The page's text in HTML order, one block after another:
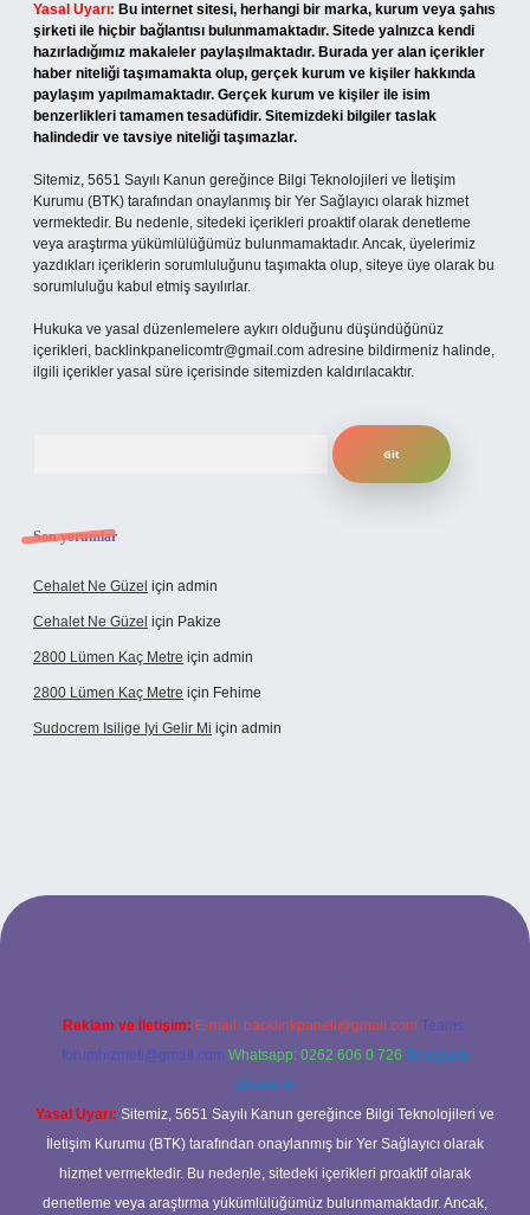
Yasal Uyarı: Bu internet sitesi, herhangi bir marka, kurum veya şahıs
şirketi ile hiçbir bağlantısı bulunmamaktadır. Sitede yalnızca kendi
hazırladığımız makaleler paylaşılmaktadır. Burada yer alan içerikler
haber niteliği taşımamakta olup, gerçek kurum ve kişiler hakkında
paylaşım yapılmamaktadır. Gerçek kurum ve kişiler ile isim
benzerlikleri tamamen tesadüfidir. Sitemizdeki bilgiler taslak
halindedir ve tavsiye niteliği taşımazlar.
Sitemiz, 5651 Sayılı Kanun gereğince Bilgi Teknolojileri ve İletişim
Kurumu (BTK) tarafından onaylanmış bir Yer Sağlayıcı olarak hizmet
vermektedir. Bu nedenle, sitedeki içerikleri proaktif olarak denetleme
veya araştırma yükümlülüğümüz bulunmamaktadır. Ancak, üyelerimiz
yazdıkları içeriklerin sorumluluğunu taşımakta olup, siteye üye olarak bu
sorumluluğu kabul etmiş sayılırlar.
Hukuka ve yasal düzenlemelere aykırı olduğunu düşündüğünüz
içerikleri, backlinkpanelicomtr@gmail.com adresine bildirmeniz halinde,
ilgili içerikler yasal süre içerisinde sitemizden kaldırılacaktır.
Son yorumlar
Cehalet Ne Güzel için admin
Cehalet Ne Güzel için Pakize
2800 Lümen Kaç Metre için admin
2800 Lümen Kaç Metre için Fehime
Sudocrem Isilige Iyi Gelir Mi için admin
opera bet giriş
Reklam ve İletişim: E-mail: backlinkpaneli@gmail.com Teams:
forumhizmeti@gmail.com Whatsapp: 0262 606 0 726 Telegram:
@karabul
Yasal Uyarı: Sitemiz, 5651 Sayılı Kanun gereğince Bilgi Teknolojileri ve
İletişim Kurumu (BTK) tarafından onaylanmış bir Yer Sağlayıcı olarak
hizmet vermektedir. Bu nedenle, sitedeki içerikleri proaktif olarak
denetleme veya araştırma yükümlülüğümüz bulunmamaktadır. Ancak,